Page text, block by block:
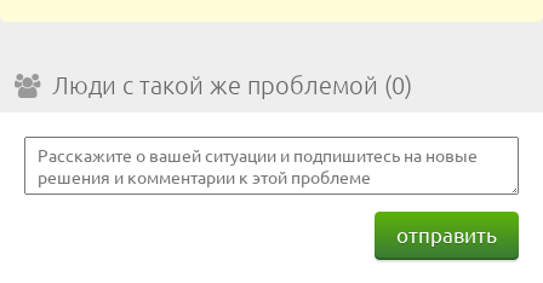
Люди с такой же проблемой (0)
отправить